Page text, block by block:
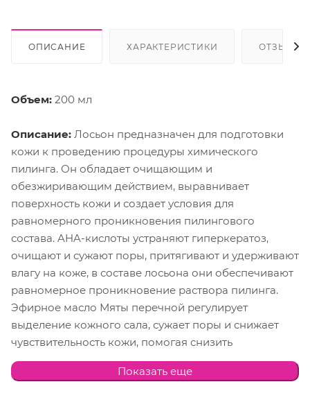
ОПИСАНИЕ ХАРАКТЕРИСТИКИ ОТЗЫВЫ
Объем: 200 мл
Описание: Лосьон предназначен для подготовки
кожи к проведению процедуры химического
пилинга. Он обладает очищающим и
обезжиривающим действием, выравнивает
поверхность кожи и создает условия для
равномерного проникновения пилингового
состава. AHA-кислоты устраняют гиперкератоз,
очищают и сужают поры, притягивают и удерживают
влагу на коже, в составе лосьона они обеспечивают
равномерное проникновение раствора пилинга.
Эфирное масло Мяты перечной регулирует
выделение кожного сала, сужает поры и снижает
чувствительность кожи, помогая снизить
дискомфортные ощущения в течение процедуры
пилинга.
Показать еще